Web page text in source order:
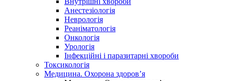
Анестезіологія
Неврологія
Реаніматологія
Онкологія
Урологія
Інфекційні і паразитарні хвороби
Токсикологія
Медицина. Охорона здоров’я